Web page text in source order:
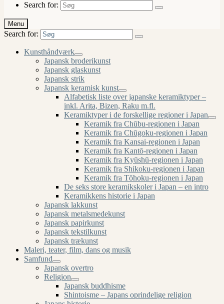
Search for:
Menu
Search for:
Kunsthåndværk
Japansk broderikunst
Japansk glaskunst
Japansk strik
Japansk keramisk kunst
Alfabetisk liste over japanske keramiktyper –
inkl. Arita, Bizen, Raku m.fl.
Keramiktyper i de forskellige regioner i Japan
Keramik fra Chūbu-regionen i Japan
Keramik fra Chūgoku-regionen i Japan
Keramik fra Kansai-regionen i Japan
Keramik fra Kantō-regionen i Japan
Keramik fra Kyūshū-regionen i Japan
Keramik fra Shikoku-regionen i Japan
Keramik fra Tōhoku-regionen i Japan
De seks store keramikskoler i Japan – en intro
Keramikkens historie i Japan
Japansk lakkunst
Japansk metalsmedekunst
Japansk papirkunst
Japansk tekstilkunst
Japansk trækunst
Maleri, teater, film, dans og musik
Samfund
Japansk overtro
Religion
Japansk buddhisme
Shintoisme – Japans oprindelige religion